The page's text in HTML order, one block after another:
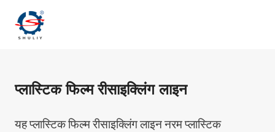
प्लास्टिक फिल्म रीसाइक्लिंग लाइन
यह प्लास्टिक फिल्म रीसाइक्लिंग लाइन नरम प्लास्टिक